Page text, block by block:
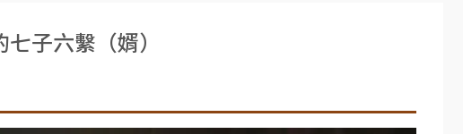
子六繫（婿）